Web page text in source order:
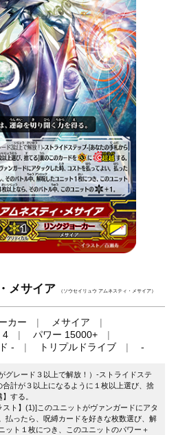
メサイア （ソウセイリュウ アムネスティ・メサイア）
カー
メサイア
4
パワー 15000+
- トリプルドライブ -
グレード３以上で解放！）-ストライドステ
計が３以上になるように１枚以上選び、捨
する。
スト】(1)]このユニットがヴァンガードにアタ
払ったら、呪縛カードを好きな枚数選び、解
ット１枚につき、このユニットのパワー＋